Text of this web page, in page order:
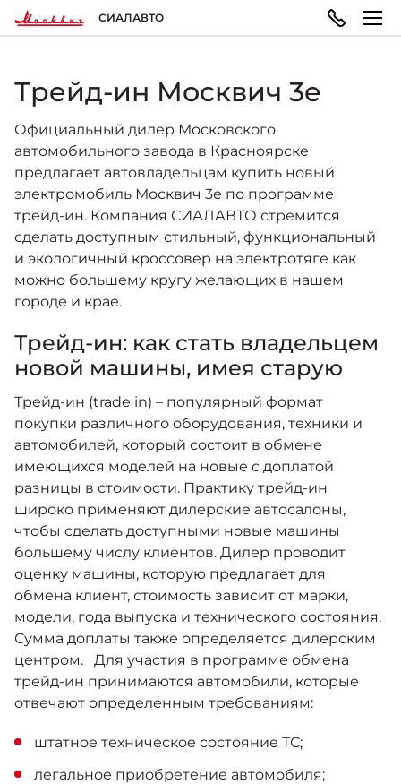
СИАЛАВТО
МОДЕЛЬНЫЙ РЯД
Москвич 3
от 1 344 000 ₽*
Москвич 3e
Современный электромобиль
Москвич 6
Яркий динамичный седан
от 2 237 000 ₽*
Москвич 3 с ручным
управлением (РУ)
возможности
Москвич 8
Практичный семиместный
кроссовер
ПОКУПАТЕЛЯМ
ВЫБОР АВТОМОБИЛЯ
Конфигуратор
Автомобили в наличии
Записаться на тест-драйв
ПОКУПКА АВТОМОБИЛЯ
Кредитные программы
Спецпредложения
Калькулятор трейд-ин
Страховые программы
ВЛАДЕЛЬЦАМ
ТЕХОБСЛУЖИВАНИЕ И РЕМОНТ
Запись на сервис
Техническое обслуживание
ГАРАНТИЯ И ПОДДЕРЖКА
Гарантия
Помощь на дорогах
Моторное масло
СЕРВИСНЫЕ АКЦИИ
АКСЕССУАРЫ
О КОМПАНИИ
ПРАВОВАЯ ИНФОРМАЦИЯ
Реквизиты
Политика обработки персональных данных
Правила пользования сайтом
НОВОСТИ
КОНТАКТЫ
Трейд-ин Москвич 3е
Официальный дилер Московского
автомобильного завода в Красноярске
предлагает автовладельцам купить новый
электромобиль Москвич 3е по программе
трейд-ин. Компания СИАЛАВТО стремится
сделать доступным стильный, функциональный
и экологичный кроссовер на электротяге как
можно большему кругу желающих в нашем
городе и крае.
Трейд-ин: как стать владельцем
новой машины, имея старую
Трейд-ин (trade in) – популярный формат
покупки различного оборудования, техники и
автомобилей, который состоит в обмене
имеющихся моделей на новые с доплатой
разницы в стоимости. Практику трейд-ин
широко применяют дилерские автосалоны,
чтобы сделать доступными новые машины
большему числу клиентов. Дилер проводит
оценку машины, которую предлагает для
обмена клиент, стоимость зависит от марки,
модели, года выпуска и технического состояния.
Сумма доплаты также определяется дилерским
центром. Для участия в программе обмена
трейд-ин принимаются автомобили, которые
отвечают определенным требованиям:
штатное техническое состояние ТС;
легальное приобретение автомобиля;